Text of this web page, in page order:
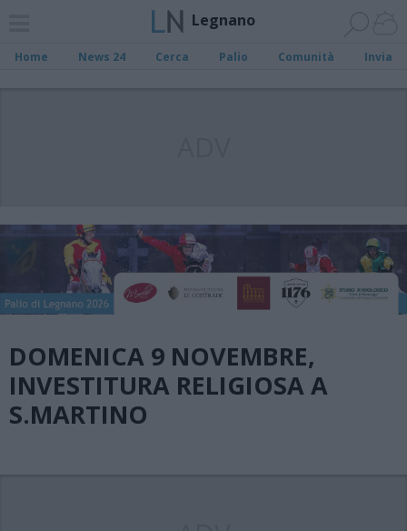
Legnano
Home News 24 Cerca Palio Comunità Invia
DOMENICA 9 NOVEMBRE,
INVESTITURA RELIGIOSA A
S.MARTINO